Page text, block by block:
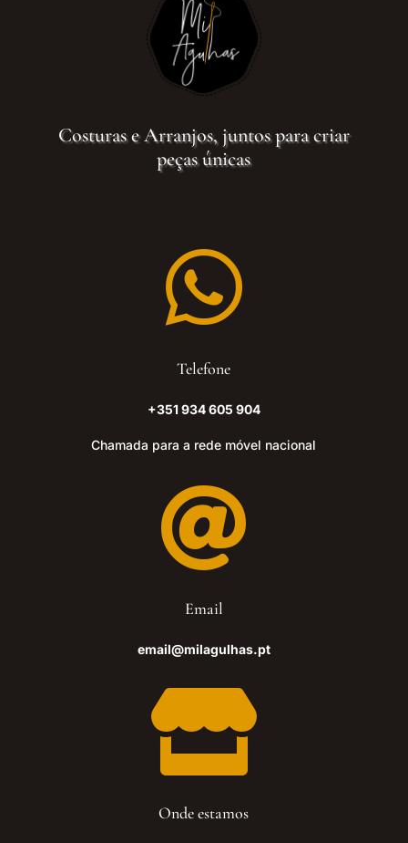
Costuras e Arranjos, juntos para criar
peças únicas

Telefone
+351 934 605 904
Chamada para a rede móvel nacional

Email
email@milagulhas.pt

Onde estamos